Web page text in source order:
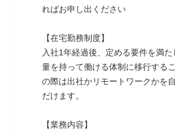
ればお申し出ください
【在宅勤務制度】
入社1年経過後、定める要件を満
量を持って働ける体制に移行する
の際は出社かリモートワークかを
だけます。
【業務内容】